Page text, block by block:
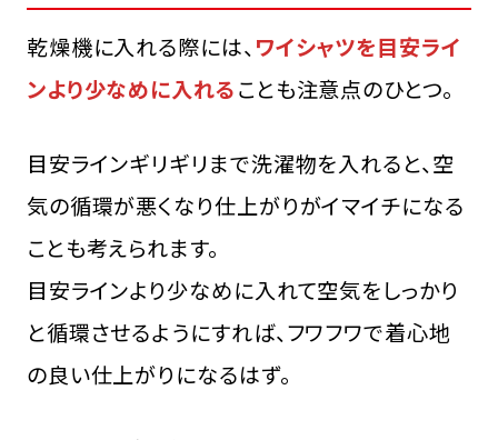
乾燥機に入れる際には、ワイシャツを目安ライ
ンより少なめに入れることも注意点のひとつ。
目安ラインギリギリまで洗濯物を入れると、空
気の循環が悪くなり仕上がりがイマイチになる
ことも考えられます。
目安ラインより少なめに入れて空気をしっかり
と循環させるようにすれば、フワフワで着心地
の良い仕上がりになるはず。